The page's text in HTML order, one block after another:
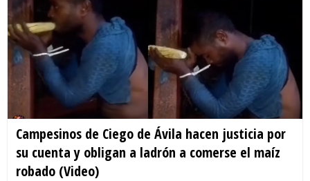
Campesinos de Ciego de Ávila hacen justicia por
su cuenta y obligan a ladrón a comerse el maíz
robado (Video)